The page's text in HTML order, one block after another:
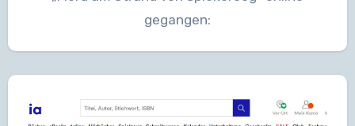
gegangen: